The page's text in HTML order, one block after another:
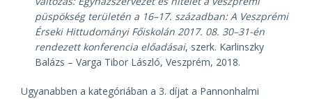
püspökség területén a 16–17. században: A Veszprémi
Érseki Hittudományi Főiskolán 2017. 08. 30–31-én
rendezett konferencia előadásai, szerk. Karlinszky
Balázs – Varga Tibor László, Veszprém, 2018.
Ugyanabben a kategóriában a 3. díjat a Pannonhalmi